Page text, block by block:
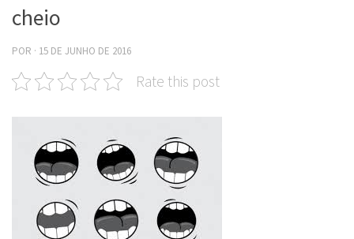
cheio
POR · 15 DE JUNHO DE 2016
Rate this post